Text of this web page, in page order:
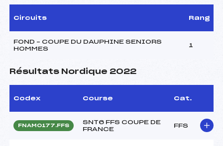
Circuits Rang
FOND – COUPE DU DAUPHINE SENIORS
HOMMES
1
Résultats Nordique 2022
Codex Course Cat.
FNAM0177.FFS
SNT6 FFS COUPE DE
FRANCE
FFS